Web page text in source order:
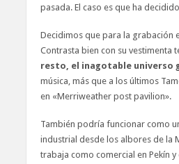
pasada. El caso es que ha
Decidimos que para la grabación
Contrasta bien con su vestimenta
resto, el inagotable universo
música, más que a los últimos
en «Merriweather post pavilion».
También podría funcionar como
industrial desde los albores de la
trabaja como comercial en Pekín